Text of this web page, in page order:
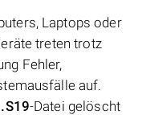
Laptops oder
treten trotz
Fehler,
auf.
.S19-Datei gelöscht